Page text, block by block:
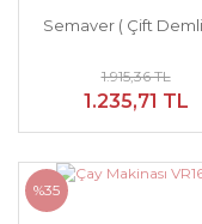
Semaver ( Çift
1.915,36 TL
1.235,71 TL
%35